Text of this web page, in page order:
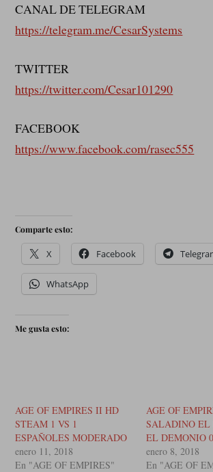
CANAL DE TELEGRAM
https://telegram.me/CesarSystems
TWITTER
https://twitter.com/Cesar101290
FACEBOOK
https://www.facebook.com/rasec555
Comparte esto:
X Facebook
WhatsApp
Me gusta esto:
AGE OF EMPIRES II HD
STEAM 1 VS 1
ESPAÑOLES MODERADO
enero 11, 2018
En "AGE OF EMPIRES"
AGE OF
SALADINO EL
EL DEMONIO
enero 8, 2018
En "AGE OF